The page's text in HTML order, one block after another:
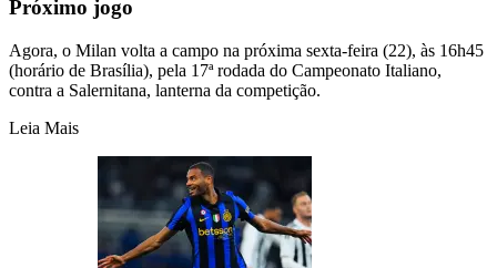
Próximo jogo
Agora, o Milan volta a campo na próxima sexta-feira (22), às 16h45
(horário de Brasília), pela 17ª rodada do Campeonato Italiano,
contra a Salernitana, lanterna da competição.
Leia Mais